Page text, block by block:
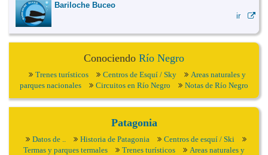
Bariloche Buceo
ir
Conociendo Río Negro
Trenes turísticos Centros de Esquí / Sky
Areas naturales y
parques nacionales
Circuitos en Río Negro Notas de Río Negro
Patagonia
Datos de .. Historia de Patagonia
Centros de esquí / Ski
Termas y parques termales
Trenes turísticos
Areas naturales y